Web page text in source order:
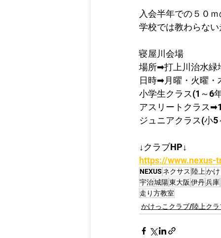
入会半年での５０
学校では教わらな
寝屋川会場
場所➡打上川治水緑
日時➡月曜・火曜・
小学生クラス(1～6
アスリートクラス
ジュニアクラス(小
↓クラブHP↓
https://
NEXUS ネクサス 陸上か
宇治城陽東大阪 伊丹兵庫
走り方教室
かけっこクラブ/陸上クラ